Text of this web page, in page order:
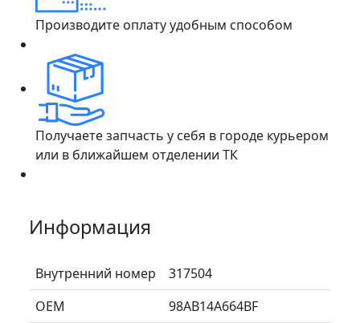
Производите оплату удобным способом
Получаете запчасть у себя в городе курьером
или в ближайшем отделении ТК
Информация
Внутренний номер
317504
ОЕМ
98AB14A664BF